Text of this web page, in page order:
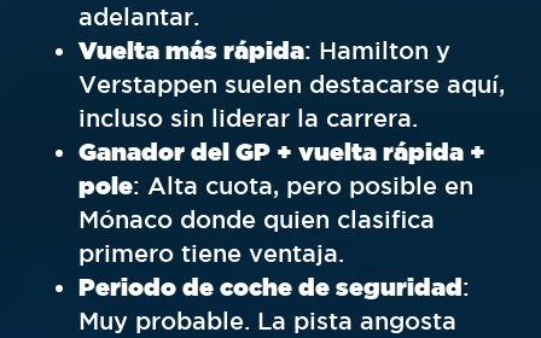
adelantar.
Vuelta más rápida: Hamilton y
Verstappen suelen destacarse aquí,
incluso sin liderar la carrera.
Ganador del GP + vuelta rápida +
pole: Alta cuota, pero posible en
Mónaco donde quien clasifica
primero tiene ventaja.
Periodo de coche de seguridad:
Muy probable. La pista angosta